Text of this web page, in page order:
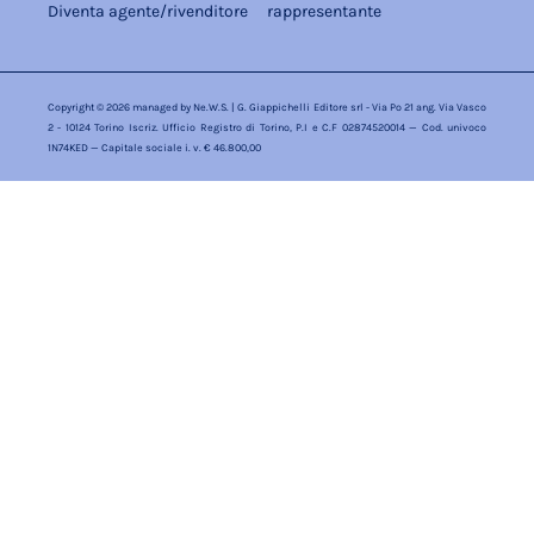
Diventa agente/rivenditore
rappresentante
Copyright © 2026 managed by Ne.W.S. | G. Giappichelli Editore srl - Via Po 21 ang. Via Vasco
2 - 10124 Torino Iscriz. Ufficio Registro di Torino, P.I e C.F 02874520014 — Cod. univoco
1N74KED — Capitale sociale i. v. € 46.800,00